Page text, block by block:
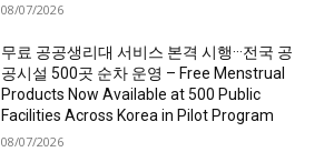
08/07/2026
무료 공공생리대 서비스 본격 시행···전국 공
공시설 500곳 순차 운영 – Free Menstrual
Products Now Available at 500 Public
Facilities Across Korea in Pilot Program
08/07/2026